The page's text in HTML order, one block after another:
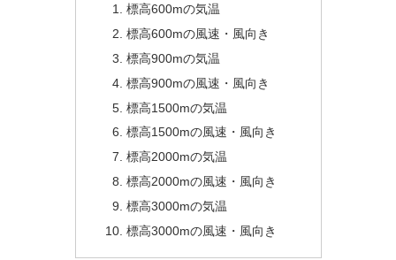
標高600mの気温
標高600mの風速・風向き
標高900mの気温
標高900mの風速・風向き
標高1500mの気温
標高1500mの風速・風向き
標高2000mの気温
標高2000mの風速・風向き
標高3000mの気温
標高3000mの風速・風向き